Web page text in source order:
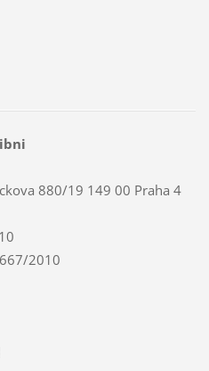
880/19 149 00 Praha 4
2010